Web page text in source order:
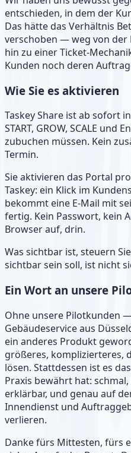
entschieden, in dem der
Das hätte das Verhältnis
verschoben — weg von der
hin zu einer Ticket-
Kunden noch deren
Wie Sie es aktivieren
Taskey Share ist ab sofort
START, GROW, SCALE und
zubuchen müssen. Kein
Termin.
Sie aktivieren das Portal
Taskey: ein Klick im
bekommt eine E-Mail mit
fertig. Kein Passwort, kein
Browser auf, drin.
Was sichtbar ist, steuern
sichtbar sein soll, ist nicht
Ein Wort an unsere
Ohne unsere Pilotkunden
Gebäudeservice aus
ein anderes Produkt
größeres, komplizierteres,
lösen. Stattdessen ist es
Praxis bewährt hat:
erklärbar, und genau auf
Innendienst und
verlieren.
Danke fürs Mittesten, fürs